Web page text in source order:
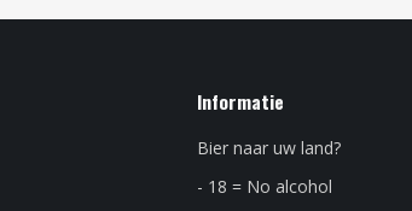
Informatie
Bier naar uw land?
- 18 = No alcohol